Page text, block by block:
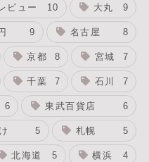
ビュー 10 大丸 9
9 名古屋 8
京都 8 宮城 7
千葉 7 石川 7
6 東武百貨店 6
5 札幌 5
北海道 5 横浜 4